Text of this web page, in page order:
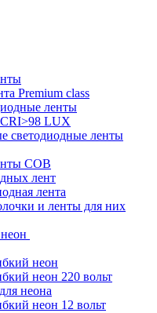
Premium class
ленты
LUX
светодиодные ленты
COB
лент
лента
и ленты для них
неон
неон 220 вольт
неона
неон 12 вольт